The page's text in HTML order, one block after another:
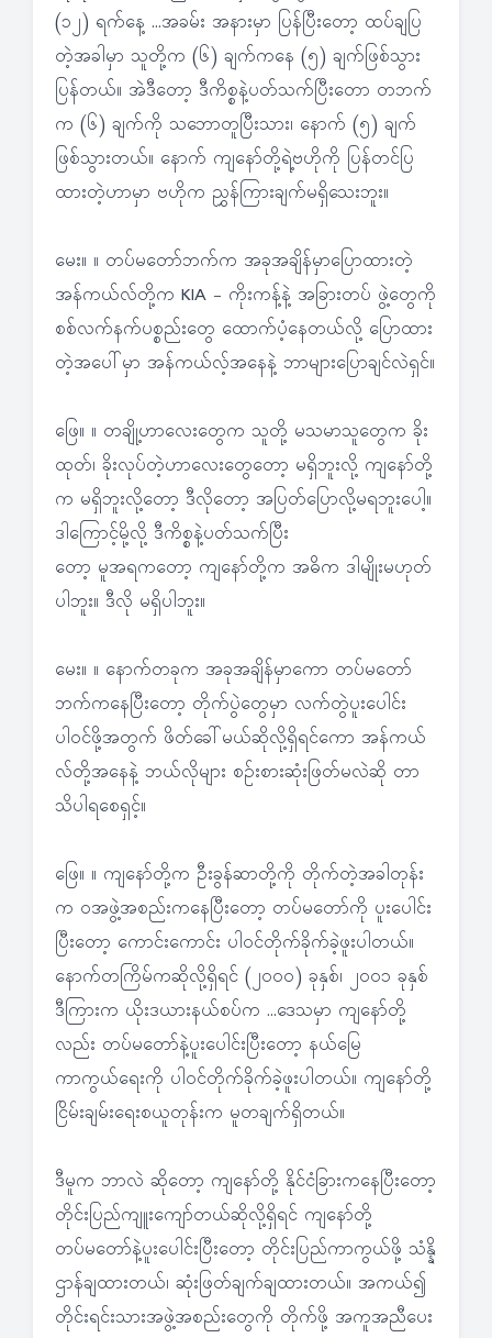
(၁၂) ရက်နေ့ …အခမ်း အနားမှာ ပြန်ပြီးတော့ ထပ်ချပြ
တဲ့အခါမှာ သူတို့က (၆) ချက်ကနေ (၅) ချက်ဖြစ်သွား
ပြန်တယ်။ အဲဒီတော့ ဒီကိစ္စနဲ့ပတ်သက်ပြီးတော တဘက်
က (၆) ချက်ကို သဘောတူပြီးသား၊ နောက် (၅) ချက်
ဖြစ်သွားတယ်။ နောက် ကျနော်တို့ရဲ့ဗဟိုကို ပြန်တင်ပြ
ထားတဲ့ဟာမှာ ဗဟိုက ညွှန်ကြားချက်မရှိသေးဘူး။
မေး။ ။ တပ်မတော်ဘက်က အခုအချိန်မှာပြောထားတဲ့
အန်ကယ်လ်တို့က KIA - ကိုးကန့်နဲ့ အခြားတပ် ဖွဲ့တွေကို
စစ်လက်နက်ပစ္စည်းတွေ ထောက်ပံ့နေတယ်လို့ ပြောထား
တဲ့အပေါ်မှာ အန်ကယ်လ့်အနေနဲ့ ဘာများပြောချင်လဲရှင်။
ဖြေ။ ။ တချို့ဟာလေးတွေက သူတို့ မသမာသူတွေက ခိုး
ထုတ်၊ ခိုးလုပ်တဲ့ဟာလေးတွေတော့ မရှိဘူးလို့ ကျနော်တို့
က မရှိဘူးလို့တော့ ဒီလိုတော့ အပြတ်ပြောလို့မရဘူးပေါ့။
ဒါကြောင့်မို့လို့ ဒီကိစ္စနဲ့ပတ်သက်ပြီး
တော့ မူအရကတော့ ကျနော်တို့က အဓိက ဒါမျိုးမဟုတ်
ပါဘူး။ ဒီလို မရှိပါဘူး။
မေး။ ။ နောက်တခုက အခုအချိန်မှာကော တပ်မတော်
ဘက်ကနေပြီးတော့ တိုက်ပွဲတွေမှာ လက်တွဲပူးပေါင်း
ပါဝင်ဖို့အတွက် ဖိတ်ခေါ်မယ်ဆိုလို့ရှိရင်ကော အန်ကယ်
လ်တို့အနေနဲ့ ဘယ်လိုများ စဉ်းစားဆုံးဖြတ်မလဲဆို တာ
သိပါရစေရှင့်။
ဖြေ။ ။ ကျနော်တို့က ဦးခွန်ဆာတို့ကို တိုက်တဲ့အခါတုန်း
က ဝအဖွဲ့အစည်းကနေပြီးတော့ တပ်မတော်ကို ပူးပေါင်း
ပြီးတော့ ကောင်းကောင်း ပါဝင်တိုက်ခိုက်ခဲ့ဖူးပါတယ်။
နောက်တကြိမ်ကဆိုလို့ရှိရင် (၂၀၀၀) ခုနှစ်၊ ၂၀၀၁ ခုနှစ်
ဒီကြားက ယိုးဒယားနယ်စပ်က …ဒေသမှာ ကျနော်တို့
လည်း တပ်မတော်နဲ့ပူးပေါင်းပြီးတော့ နယ်မြေ
ကာကွယ်ရေးကို ပါဝင်တိုက်ခိုက်ခဲ့ဖူးပါတယ်။ ကျနော်တို့
ငြိမ်းချမ်းရေးစယူတုန်းက မူတချက်ရှိတယ်။
ဒီမူက ဘာလဲ ဆိုတော့ ကျနော်တို့ နိုင်ငံခြားကနေပြီးတော့
တိုင်းပြည်ကျူးကျော်တယ်ဆိုလို့ရှိရင် ကျနော်တို့
တပ်မတော်နဲ့ပူးပေါင်းပြီးတော့ တိုင်းပြည်ကာကွယ်ဖို့ သံန္နိ
ဌာန်ချထားတယ်၊ ဆုံးဖြတ်ချက်ချထားတယ်။ အကယ်၍
တိုင်းရင်းသားအဖွဲ့အစည်းတွေကို တိုက်ဖို့ အကူအညီပေး